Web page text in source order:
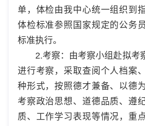
单，体检由我中心统一组织到
体检标准参照国家规定的公务
标准执行。
2.考察：由考察小组赴拟考
进行考察，采取查阅个人档案
种形式，按照德才兼备、以德
考察政治思想、道德品质、遵
质、工作学习表现等情况，重